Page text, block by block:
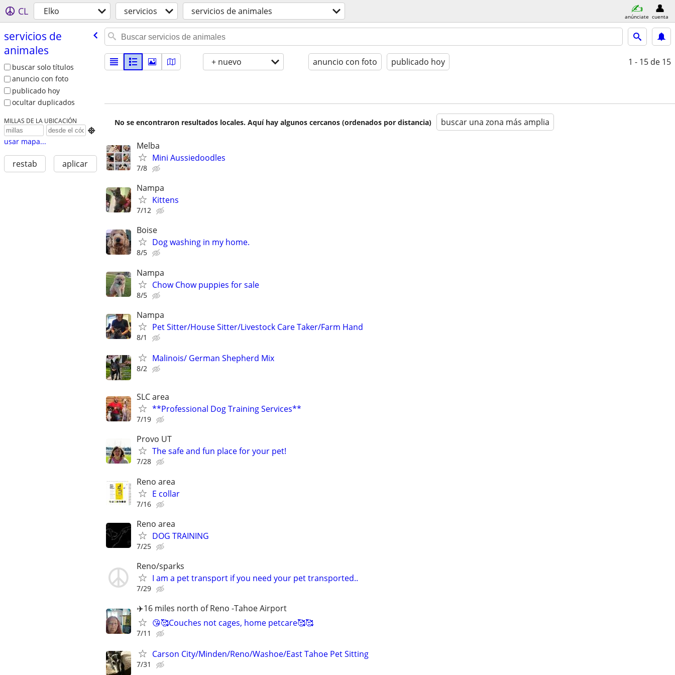
CL Elko servicios servicios de animales anúnciate cuenta
servicios de
animales
buscar solo títulos
anuncio con foto
publicado hoy
ocultar duplicados
MILLAS DE LA UBICACIÓN

usar mapa...
restab aplicar
+ nuevo anuncio con foto publicado hoy 1 - 15 de 15
No se encontraron resultados locales. Aquí hay algunos cercanos (ordenados por distancia) buscar una zona más amplia
Melba
Mini Aussiedoodles
7/8
Nampa
Kittens
7/12
Boise
Dog washing in my home.
8/5
Nampa
Chow Chow puppies for sale
8/5
Nampa
Pet Sitter/House Sitter/Livestock Care Taker/Farm Hand
8/1
Malinois/ German Shepherd Mix
8/2
SLC area
**Professional Dog Training Services**
7/19
Provo UT
The safe and fun place for your pet!
7/28
Reno area
E collar
7/16
Reno area
DOG TRAINING
7/25
Reno/sparks
I am a pet transport if you need your pet transported..
7/29
✈️16 miles north of Reno -Tahoe Airport
😘🥰Couches not cages, home petcare🥰🥰
7/11
Carson City/Minden/Reno/Washoe/East Tahoe Pet Sitting
7/31